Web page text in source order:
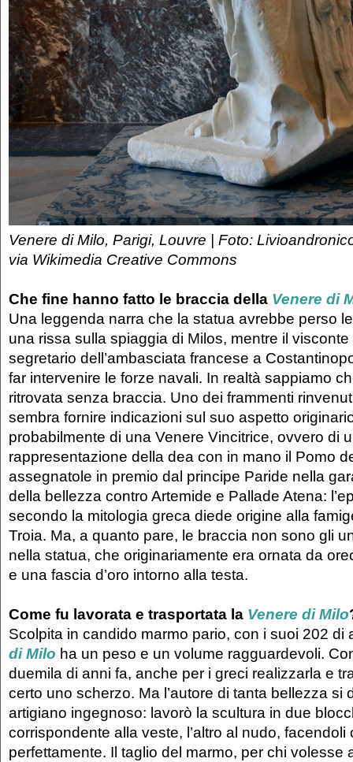
Venere di Milo, Parigi, Louvre | Foto:
via Wikimedia Creative Commons
Che fine hanno fatto le braccia della Venere di
Una leggenda narra che la statua avrebbe perso
una rissa sulla spiaggia di Milos, mentre il
segretario dell’ambasciata francese a
far intervenire le forze navali. In realtà sappiamo
ritrovata senza braccia. Uno dei frammenti
sembra fornire indicazioni sul suo aspetto
probabilmente di una Venere Vincitrice, ovvero di
rappresentazione della dea con in mano il Pomo
assegnatole in premio dal principe Paride nella
della bellezza contro Artemide e Pallade Atena:
secondo la mitologia greca diede origine alla
Troia. Ma, a quanto pare, le braccia non sono gli
nella statua, che originariamente era ornata da
e una fascia d’oro intorno alla testa.
Come fu lavorata e trasportata la Venere di Milo
Scolpita in candido marmo pario, con i suoi 202 di
di Milo ha un peso e un volume ragguardevoli.
duemila di anni fa, anche per i greci realizzarla e
certo uno scherzo. Ma l’autore di tanta bellezza si
artigiano ingegnoso: lavorò la scultura in due
corrispondente alla veste, l’altro al nudo, facendoli
perfettamente. Il taglio del marmo, per chi volesse